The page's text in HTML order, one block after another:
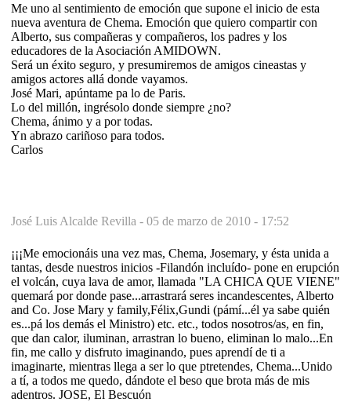
Me uno al sentimiento de emoción que supone el inicio de esta
nueva aventura de Chema. Emoción que quiero compartir con
Alberto, sus compañeras y compañeros, los padres y los
educadores de la Asociación AMIDOWN.
Será un éxito seguro, y presumiremos de amigos cineastas y
amigos actores allá donde vayamos.
José Mari, apúntame pa lo de Paris.
Lo del millón, ingrésolo donde siempre ¿no?
Chema, ánimo y a por todas.
Yn abrazo cariñoso para todos.
Carlos
José Luis Alcalde Revilla - 05 de marzo de 2010 - 17:52
¡¡¡Me emocionáis una vez mas, Chema, Josemary, y ésta unida a
tantas, desde nuestros inicios -Filandón incluído- pone en erupción
el volcán, cuya lava de amor, llamada "LA CHICA QUE VIENE"
quemará por donde pase...arrastrará seres incandescentes, Alberto
and Co. Jose Mary y family,Félix,Gundi (pámí...él ya sabe quién
es...pá los demás el Ministro) etc. etc., todos nosotros/as, en fin,
que dan calor, iluminan, arrastran lo bueno, eliminan lo malo...En
fin, me callo y disfruto imaginando, pues aprendí de ti a
imaginarte, mientras llega a ser lo que ptretendes, Chema...Unido
a tí, a todos me quedo, dándote el beso que brota más de mis
adentros. JOSE, El Bescuón